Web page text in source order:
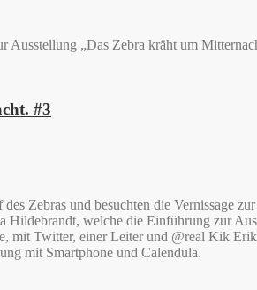
Ausstellung „Das Zebra kräht um
#3
Zebras und besuchten die Vernissage
Hildebrandt, welche die Einführung zur
mit Twitter, einer Leiter und @real Kik
mit Smartphone und Calendula.